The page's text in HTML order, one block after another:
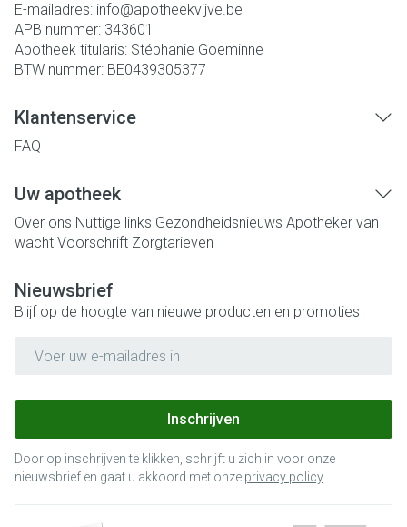
E-mailadres: info@apotheekvijve.be
APB nummer: 343601
Apotheek titularis: Stéphanie Goeminne
BTW nummer: BE0439305377
Klantenservice
FAQ
Uw apotheek
Over ons Nuttige links Gezondheidsnieuws Apotheker van
wacht Voorschrift Zorgtarieven
Nieuwsbrief
Blijf op de hoogte van nieuwe producten en promoties
Inschrijven
Door op inschrijven te klikken, schrijft u zich in voor onze
nieuwsbrief en gaat u akkoord met onze privacy policy.